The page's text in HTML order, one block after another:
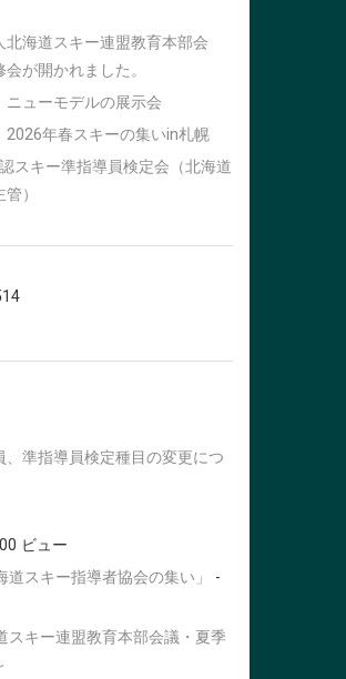
北海道スキー連盟教育本部会
が開かれました。
ニューモデルの展示会
2026年春スキーの集いin札幌
スキー準指導員検定会（北海道
管）
、準指導員検定種目の変更につ
ビュー
道スキー指導者協会の集い」
-
スキー連盟教育本部会議・夏季